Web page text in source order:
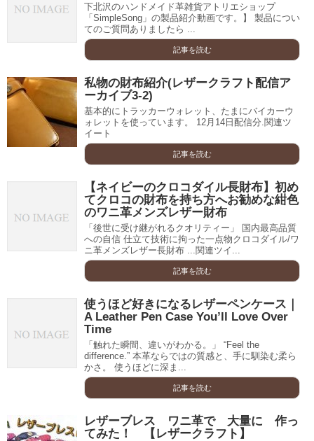
下北沢のハンドメイド革雑貨アトリエショップ
「SimpleSong」の製品紹介動画です。】 製品につい
てのご質問ありましたら ...
記事を読む
私物の財布紹介(レザークラフト配信ア
ーカイブ3-2)
基本的にトラッカーウォレット、たまにバイカーウ
ォレットを使っています。 12月14日配信分.関連ツ
イート
記事を読む
【ネイビーのクロコダイル長財布】初め
てクロコの財布を持ち方へお勧めな紺色
のワニ革メンズレザー財布
「後世に受け継がれるクオリティー」 国内最高品質
への自信 仕立て技術に拘った一点物クロコダイル/ワ
ニ革メンズレザー長財布 ...関連ツイ...
記事を読む
使うほど好きになるレザーペンケース｜
A Leather Pen Case You’ll Love Over
Time
「触れた瞬間、違いがわかる。」 “Feel the
difference.” 本革ならではの質感と、手に馴染む柔ら
かさ。 使うほどに深ま...
記事を読む
レザーブレス ワニ革で 大量に 作っ
てみた！ 【レザークラフト】